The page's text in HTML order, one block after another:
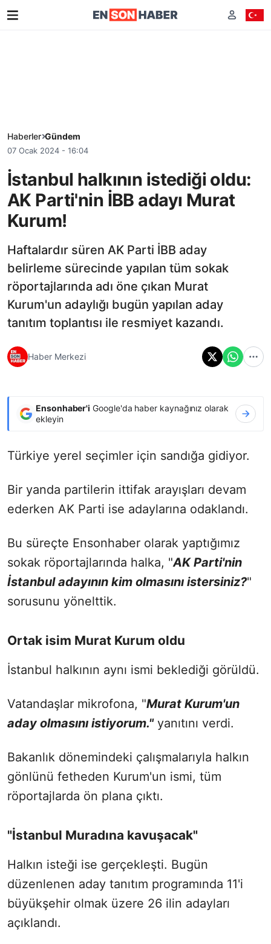
Haberler Gündem
07 Ocak 2024 - 16:04
İstanbul halkının istediği oldu:
AK Parti'nin İBB adayı Murat
Kurum!
Haftalardır süren AK Parti İBB aday
belirleme sürecinde yapılan tüm sokak
röportajlarında adı öne çıkan Murat
Kurum'un adaylığı bugün yapılan aday
tanıtım toplantısı ile resmiyet kazandı.
Haber Merkezi
Ensonhaber'i Google'da haber kaynağınız olarak
ekleyin
Türkiye yerel seçimler için sandığa gidiyor.
Bir yanda partilerin ittifak arayışları devam
ederken AK Parti ise adaylarına odaklandı.
Bu süreçte Ensonhaber olarak yaptığımız
sokak röportajlarında halka, "AK Parti'nin
İstanbul adayının kim olmasını istersiniz?"
sorusunu yönelttik.
Ortak isim Murat Kurum oldu
İstanbul halkının aynı ismi beklediği görüldü.
Vatandaşlar mikrofona, "Murat Kurum'un
aday olmasını istiyorum."yanıtını verdi.
Bakanlık dönemindeki çalışmalarıyla halkın
gönlünü fetheden Kurum'un ismi, tüm
röportajlarda ön plana çıktı.
"İstanbul Muradına kavuşacak"
Halkın isteği ise gerçekleşti. Bugün
düzenlenen aday tanıtım programında 11'i
büyükşehir olmak üzere 26 ilin adayları
açıklandı.